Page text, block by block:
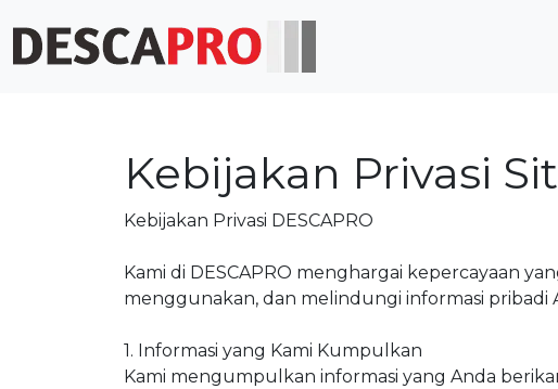
Kebijakan Privasi
Kebijakan Privasi DESCAPRO
Kami di DESCAPRO menghargai kepercayaan
menggunakan, dan melindungi informasi
1. Informasi yang Kami Kumpulkan
Kami mengumpulkan informasi yang Anda